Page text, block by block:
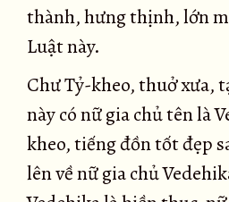
thành, hưng thịnh, lớn
Luật này.
Chư Tỷ-kheo, thuở xưa,
này có nữ gia chủ tên là
kheo, tiếng đồn tốt đẹp
lên về nữ gia chủ